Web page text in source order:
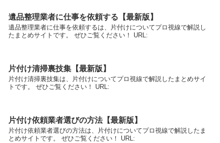
遺品整理業者に仕事を依頼する【最新版】
遺品整理業者に仕事を依頼するは、片付けについてプロ視線で解説し
たまとめサイトです。 ぜひご覧ください！ URL:
片付け清掃裏技集【最新版】
片付け清掃裏技集は、片付けについてプロ視線で解説したまとめサイ
トです。 ぜひご覧ください！ URL:
片付け依頼業者選びの方法【最新版】
片付け依頼業者選びの方法は、片付けについてプロ視線で解説したま
とめサイトです。 ぜひご覧ください！ URL: